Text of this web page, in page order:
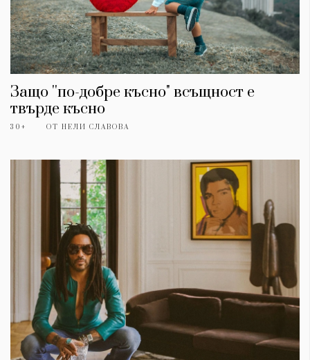
Защо ''по-добре късно" всъщност е
твърде късно
30+ ОТ НЕЛИ СЛАВОВА